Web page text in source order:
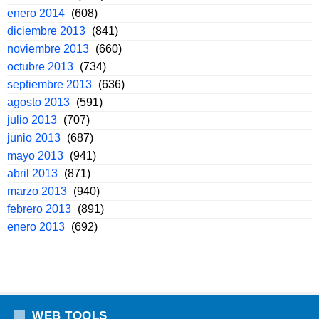
enero 2014 (608)
diciembre 2013 (841)
noviembre 2013 (660)
octubre 2013 (734)
septiembre 2013 (636)
agosto 2013 (591)
julio 2013 (707)
junio 2013 (687)
mayo 2013 (941)
abril 2013 (871)
marzo 2013 (940)
febrero 2013 (891)
enero 2013 (692)
WEB TOOLS